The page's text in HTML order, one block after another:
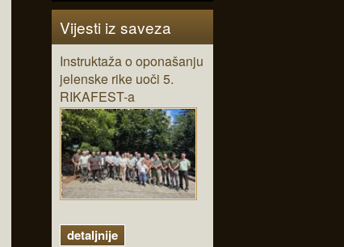
Vijesti iz saveza
Instruktaža o oponašanju
jelenske rike uoči 5.
RIKAFEST-a
detaljnije